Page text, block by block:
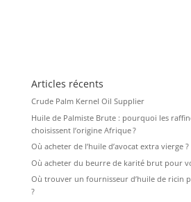
Articles récents
Crude Palm Kernel Oil Supplier
Huile de Palmiste Brute : pourquoi les
choisissent l’origine Afrique ?
Où acheter de l’huile d’avocat extra vierge ?
Où acheter du beurre de karité brut pour
Où trouver un fournisseur d’huile de ricin
?